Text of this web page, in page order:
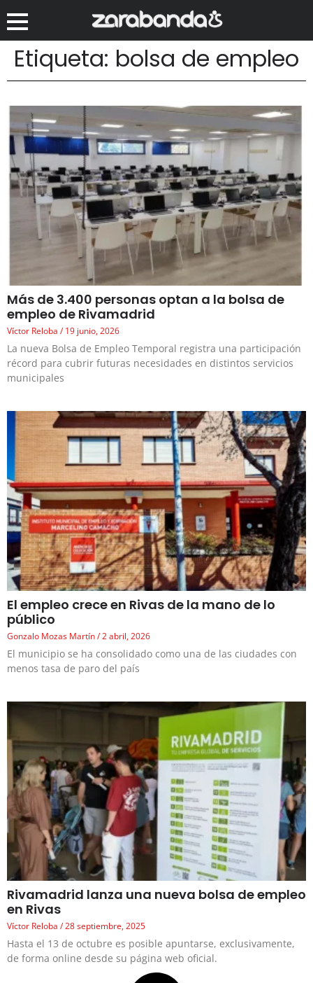
Etiqueta: bolsa de empleo
Más de 3.400 personas optan a la bolsa de
empleo de Rivamadrid
Víctor Reloba 19 junio, 2026
La nueva Bolsa de Empleo Temporal registra una participación
récord para cubrir futuras necesidades en distintos servicios
municipales
El empleo crece en Rivas de la mano de lo
público
Gonzalo Mozas Martín 2 abril, 2026
El municipio se ha consolidado como una de las ciudades con
menos tasa de paro del país
Rivamadrid lanza una nueva bolsa de empleo
en Rivas
Víctor Reloba 28 septiembre, 2025
Hasta el 13 de octubre es posible apuntarse, exclusivamente,
de forma online desde su página web oficial.